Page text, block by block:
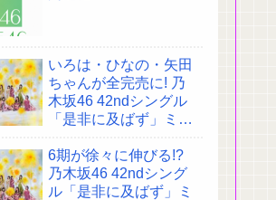
いろは・ひなの・矢田
ちゃんが全完売に! 乃
木坂46 42ndシングル
「是非に及ばず」ミー
ら!
6期が徐々に伸びる!?
乃木坂46 42ndシング
ル「是非に及ばず」ミ